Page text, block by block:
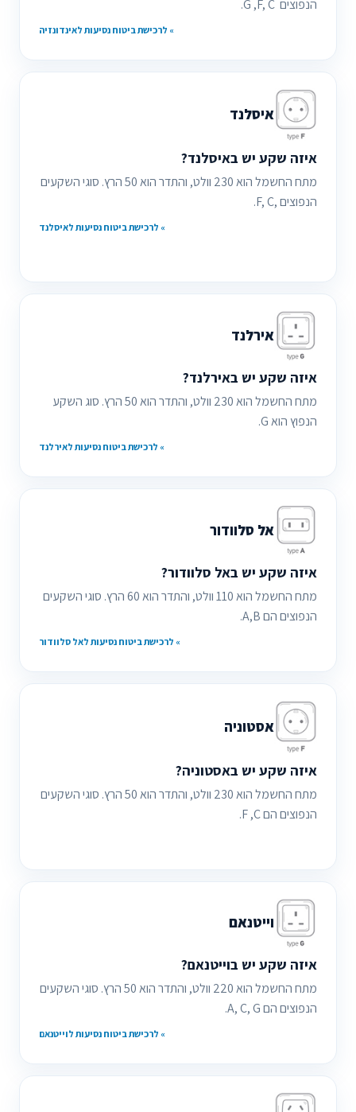
הנפוצים G ,F, C.
» לרכישת ביטוח נסיעות לאינדונזיה
איסלנד
איזה שקע יש באיסלנד?
מתח החשמל הוא 230 וולט, והתדר הוא 50 הרץ. סוגי השקעים
הנפוצים ,F, C.
» לרכישת ביטוח נסיעות לאיסלנד
אירלנד
איזה שקע יש באירלנד?
מתח החשמל הוא 230 וולט, והתדר הוא 50 הרץ. סוג השקע
הנפוץ הוא G.
» לרכישת ביטוח נסיעות לאירלנד
אל סלוודור
איזה שקע יש באל סלוודור?
מתח החשמל הוא 110 וולט, והתדר הוא 60 הרץ. סוגי השקעים
הנפוצים הם A,B.
» לרכישת ביטוח נסיעות לאל סלוודור
אסטוניה
איזה שקע יש באסטוניה?
מתח החשמל הוא 230 וולט, והתדר הוא 50 הרץ. סוגי השקעים
הנפוצים הם F ,C.
וייטנאם
איזה שקע יש בוייטנאם?
מתח החשמל הוא 220 וולט, והתדר הוא 50 הרץ. סוגי השקעים
הנפוצים הם A, C, G.
» לרכישת ביטוח נסיעות לוייטנאם